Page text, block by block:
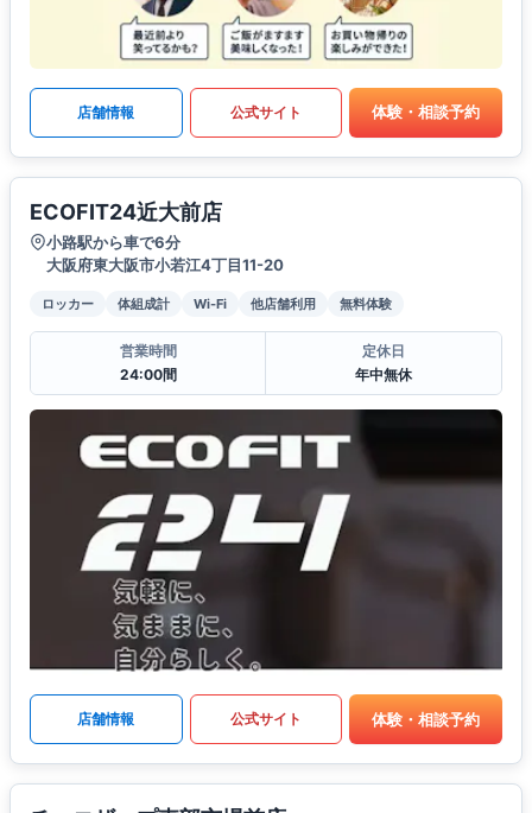
店舗情報 公式サイト 体験・相談予約
ECOFIT24近大前店
小路駅から車で6分
大阪府東大阪市小若江4丁目11-20
ロッカー 体組成計 Wi-Fi 他店舗利用 無料体験
営業時間
24:00間
定休日
年中無休
店舗情報 公式サイト 体験・相談予約